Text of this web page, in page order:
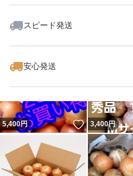
スピード発送
安心発送
5,400円 いいね！
3,400円